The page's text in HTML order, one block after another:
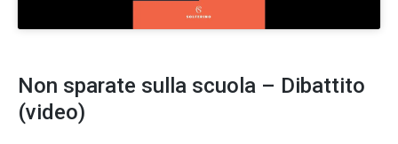
Non sparate sulla scuola – Dibattito
(video)